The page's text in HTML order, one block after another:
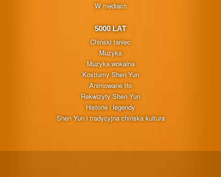
W mediach
5000 LAT
Chiński taniec
Muzyka
Muzyka wokalna
Kostiumy Shen Yun
Animowane tło
Rekwizyty Shen Yun
Historie i legendy
Shen Yun i tradycyjna chińska kultura